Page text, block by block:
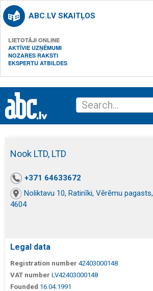
ABC.LV SKAITĻOS
LIETOTĀJI ONLINE
AKTĪVIE UZŅĒMUMI
NOZARES RAKSTI
EKSPERTU ATBILDES
Nook LTD, LTD
+371 64633672
Noliktavu 10, Ratinīki, Vērēmu
4604
Legal data
Registration number 42403000148
VAT number LV42403000148
Founded 16.04.1991